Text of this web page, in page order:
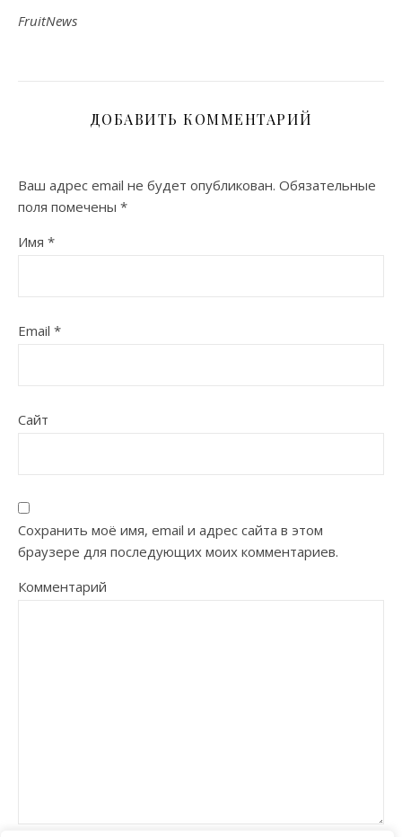
FruitNews
ДОБАВИТЬ КОММЕНТАРИЙ
Ваш адрес email не будет опубликован. Обязательные
поля помечены *
Имя *
Email *
Сайт
Сохранить моё имя, email и адрес сайта в этом
браузере для последующих моих комментариев.
Комментарий